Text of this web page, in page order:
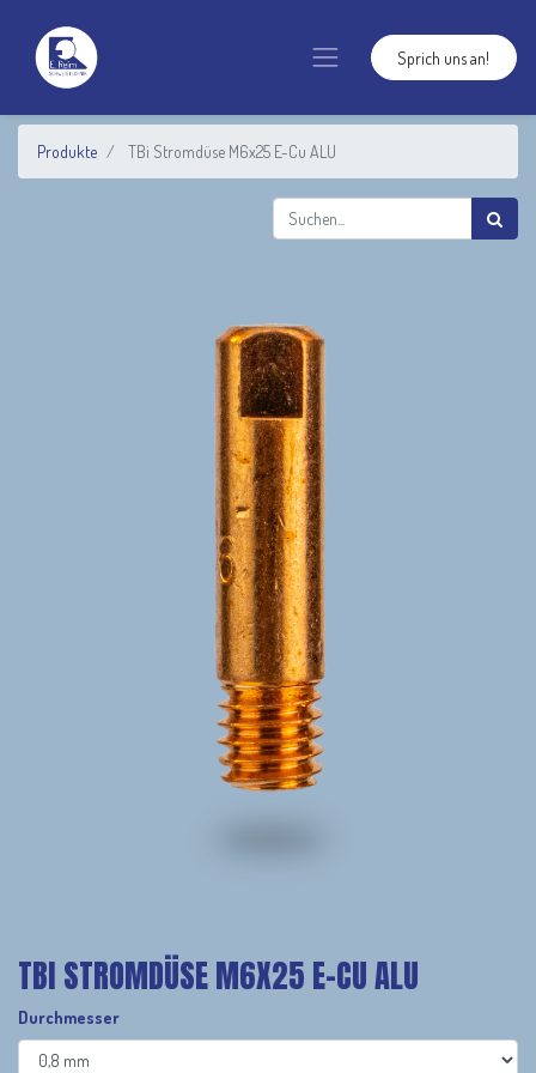
Sprich uns an!
Produkte TBi Stromdüse M6x25 E-Cu ALU
TBI STROMDÜSE M6X25 E-CU ALU
Durchmesser